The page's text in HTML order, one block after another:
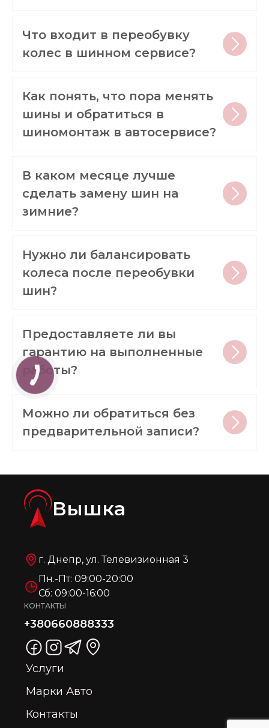
Что входит в переобувку
колес в шинном сервисе?
Как понять, что пора менять
шины и обратиться в
шиномонтаж в автосервисе?
В каком месяце лучше
сделать замену шин на
зимние?
Нужно ли балансировать
колеса после переобувки
шин?
Предоставляете ли вы
гарантию на выполненные
работы?
Можно ли обратиться без
предварительной записи?
Вышка
г. Днепр, ул. Телевизионная 3
Пн.-Пт: 09:00-20:00
Сб: 09:00-16:00
КОНТАКТЫ
+380660888333
Услуги
Марки Авто
Контакты